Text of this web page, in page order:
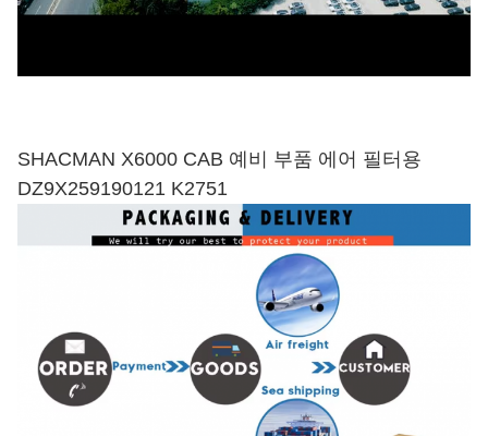
SHACMAN X6000 CAB 예비 부품 에어 필터용
DZ9X259190121 K2751